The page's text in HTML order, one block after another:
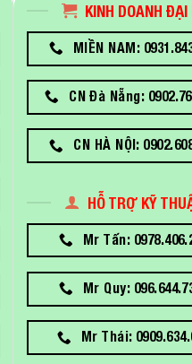
KINH DOANH ĐẠI
MIỀN NAM:
CN Đà Nẵng:
CN HÀ NỘI:
HỖ TRỢ KỸ
Mr Tấn:
Mr Quy:
Mr Thái: